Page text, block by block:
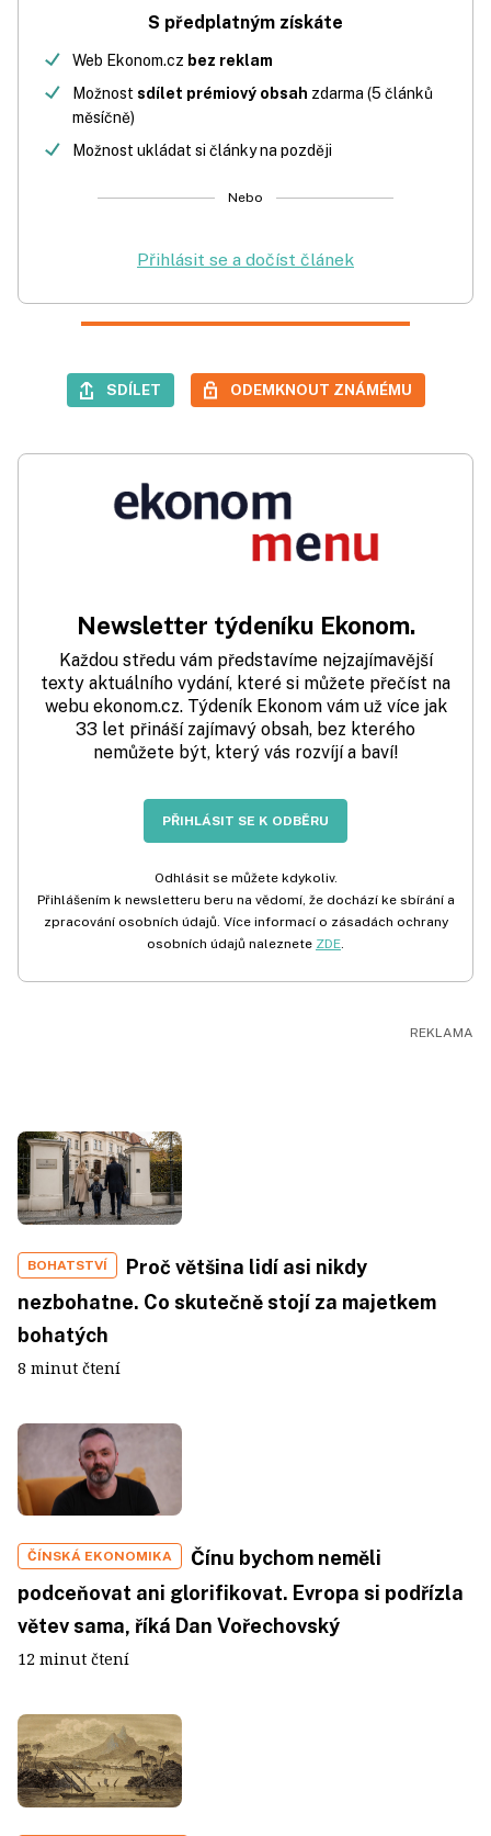
S předplatným získáte
Web Ekonom.cz bez reklam
Možnost sdílet prémiový obsah zdarma (5 článků
měsíčně)
Možnost ukládat si články na později
Nebo
Přihlásit se a dočíst článek
SDÍLET ODEMKNOUT ZNÁMÉMU
Newsletter týdeníku Ekonom.
Každou středu vám představíme nejzajímavější
texty aktuálního vydání, které si můžete přečíst na
webu ekonom.cz. Týdeník Ekonom vám už více jak
33 let přináší zajímavý obsah, bez kterého
nemůžete být, který vás rozvíjí a baví!
PŘIHLÁSIT SE K ODBĚRU
Odhlásit se můžete kdykoliv.
Přihlášením k newsletteru beru na vědomí, že dochází ke sbírání a
zpracování osobních údajů. Více informací o zásadách ochrany
osobních údajů naleznete ZDE.
BOHATSTVÍ
Proč většina lidí asi nikdy
nezbohatne. Co skutečně stojí za majetkem
bohatých
8 minut čtení
ČÍNSKÁ EKONOMIKA
Čínu bychom neměli
podceňovat ani glorifikovat. Evropa si podřízla
větev sama, říká Dan Vořechovský
12 minut čtení